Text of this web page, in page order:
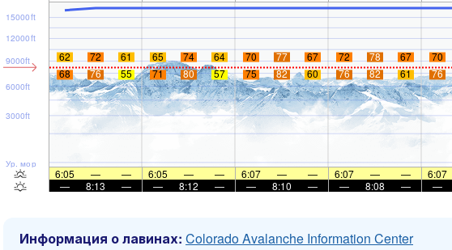
Ур. моря
3000ft
6000ft
9000ft
12000ft
15000ft
62 72 61 65 74 64 70 77 67 72 78 67 70
68
76 55 71 80 57 75 82 60 76 82 61 76
6:05 — — 6:05 — — 6:07 — — 6:07 — — 6:07
—
8:13 — — 8:12 — — 8:10 — — 8:08 — —
Информация о лавинах: Colorado Avalanche Information Center